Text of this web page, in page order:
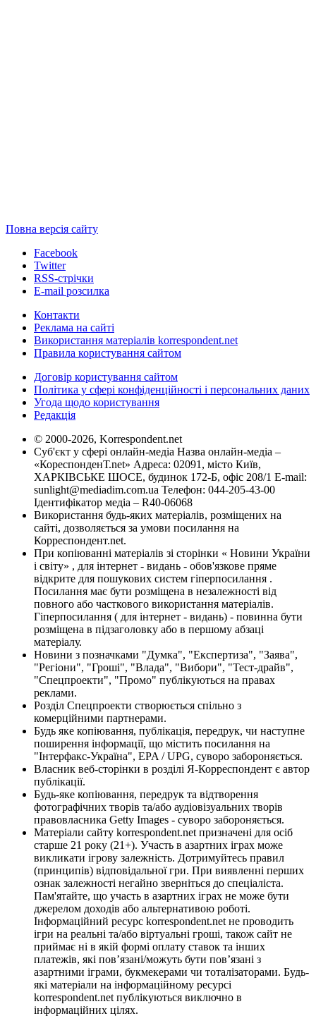
Повна версія сайту
Facebook
Twitter
RSS-стрічки
E-mail розсилка
Контакти
Реклама на сайті
Використання матеріалів korrespondent.net
Правила користування сайтом
Договір користування сайтом
Політика у сфері конфіденційності і персональних даних
Угода щодо користування
Редакція
© 2000-2026, Korrespondent.net
Суб'єкт у сфері онлайн-медіа Назва онлайн-медіа –
«КореспонденТ.net» Адреса: 02091, місто Київ,
ХАРКІВСЬКЕ ШОСЕ, будинок 172-Б, офіс 208/1 E-mail:
sunlight@mediadim.com.ua Телефон: 044-205-43-00
Ідентифікатор медіа – R40-06068
Використання будь-яких матеріалів, розміщених на
сайті, дозволяється за умови посилання на
Корреспондент.net.
При копіюванні матеріалів зі сторінки « Новини України
і світу» , для інтернет - видань - обов'язкове пряме
відкрите для пошукових систем гіперпосилання .
Посилання має бути розміщена в незалежності від
повного або часткового використання матеріалів.
Гіперпосилання ( для інтернет - видань) - повинна бути
розміщена в підзаголовку або в першому абзаці
матеріалу.
Новини з позначками "Думка", "Експертиза", "Заява",
"Регіони", "Гроші", "Влада", "Вибори", "Тест-драйв",
"Спецпроекти", "Промо" публікуються на правах
реклами.
Розділ Спецпроекти створюється спільно з
комерційними партнерами.
Будь яке копіювання, публікація, передрук, чи наступне
поширення інформації, що містить посилання на
"Інтерфакс-Україна", EPA / UPG, суворо забороняється.
Власник веб-сторінки в розділі Я-Корреспондент є автор
публікації.
Будь-яке копіювання, передрук та відтворення
фотографічних творів та/або аудіовізуальних творів
правовласника Getty Images - суворо забороняється.
Матеріали сайту korrespondent.net призначені для осіб
старше 21 року (21+). Участь в азартних іграх може
викликати ігрову залежність. Дотримуйтесь правил
(принципів) відповідальної гри. При виявленні перших
ознак залежності негайно зверніться до спеціаліста.
Пам'ятайте, що участь в азартних іграх не може бути
джерелом доходів або альтернативою роботі.
Інформаційний ресурс korrespondent.net не проводить
ігри на реальні та/або віртуальні гроші, також сайт не
приймає ні в якій формі оплату ставок та інших
платежів, які пов’язані/можуть бути пов’язані з
азартними іграми, букмекерами чи тоталізаторами. Будь-
які матеріали на інформаційному ресурсі
korrespondent.net публікуються виключно в
інформаційних цілях.